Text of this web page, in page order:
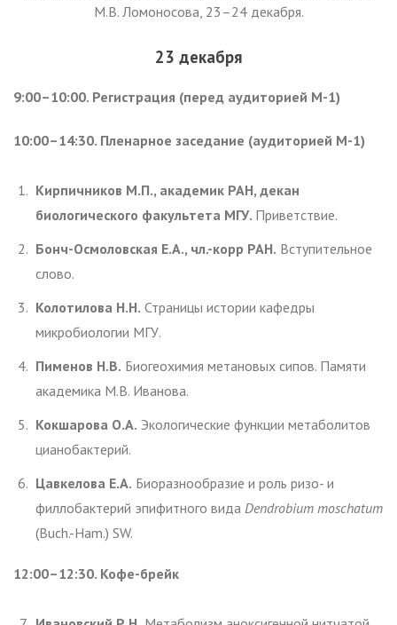
М.В. Ломоносова, 23–24 декабря.
23 декабря
9:00–10:00. Регистрация (перед аудиторией М-1)
10:00–14:30. Пленарное заседание (аудиторией М-1)
Кирпичников М.П., академик РАН, декан
биологического факультета МГУ. Приветствие.
Бонч-Осмоловская Е.А., чл.-корр РАН. Вступительное
слово.
Колотилова Н.Н. Страницы истории кафедры
микробиологии МГУ.
Пименов Н.В. Биогеохимия метановых сипов. Памяти
академика М.В. Иванова.
Кокшарова О.А. Экологические функции метаболитов
цианобактерий.
Цавкелова Е.А. Биоразнообразие и роль ризо- и
филлобактерий эпифитного вида Dendrobium moschatum
(Buch.-Ham.) SW.
12:00–12:30. Кофе-брейк